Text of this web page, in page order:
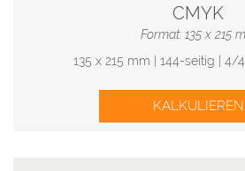
CMYK
Format: 135 x 215
135 x 215 mm | 144-seitig | 4/
KALKULIEREN